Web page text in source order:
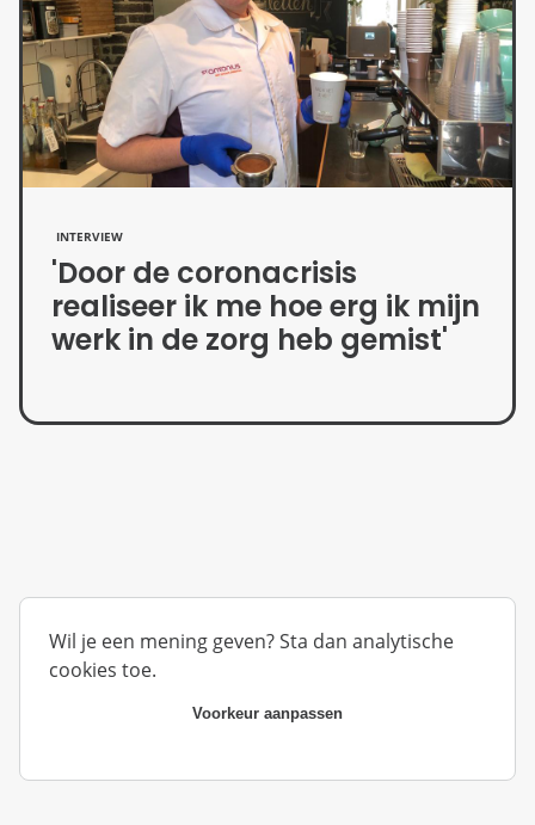
INTERVIEW
'Door de coronacrisis
realiseer ik me hoe erg ik mijn
werk in de zorg heb gemist'
Wil je een mening geven? Sta dan analytische
cookies toe.
Voorkeur aanpassen